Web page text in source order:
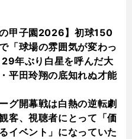
の甲子園2026】初球150
「球場の雰囲気が変わっ
29年ぶり白星を呼んだ大
平田玲翔の底知れぬ才能
グ開幕戦は白熱の逆転劇
客、視聴者にとって「価
イベント」になっていた